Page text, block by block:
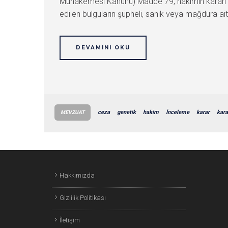
edilen bulguların şüpheli, sanık veya mağdura
DEVAMINI OKU
MEVZUAT ceza genetik hakim İnceleme karar
Hakkımızda
Gizlilik Politikası
İletişim